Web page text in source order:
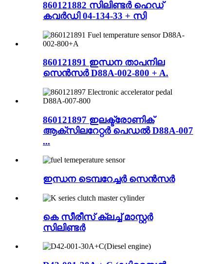
860121882 സിലിണ്ടർ ഹെഡ്
കവർഡി 04-134-33 + സി
860121891 ഇന്ധന താപനില
സെൻസർ D88A-002-800 + A.
860121897 ഇലക്ട്രോണിക്
ആക്‌സിലറേറ്റർ പെഡൽ D88A-007
...
ഇന്ധന ടെമ്പറേച്ചർ സെൻസർ
കെ സീരീസ് ക്ലച്ച് മാസ്റ്റർ
സിലിണ്ടർ